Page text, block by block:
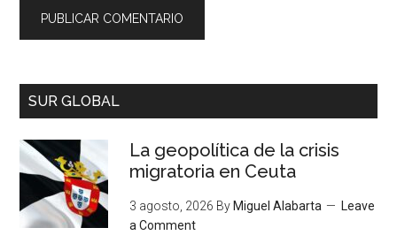
SUR GLOBAL
La geopolítica de la crisis
migratoria en Ceuta
3 agosto, 2026 By Miguel Alabarta
Leave
a Comment